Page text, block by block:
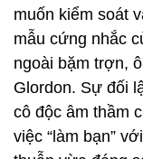
muốn kiểm soát
mẫu cứng nhắc
ngoài bặm trợn,
Glordon. Sự đối
cô độc âm thầm
việc “làm bạn”